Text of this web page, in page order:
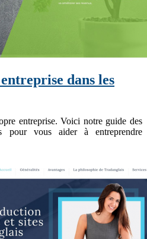
dans les
entreprise. Voici notre guide des
pour vous aider à entreprendre